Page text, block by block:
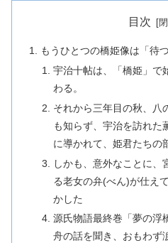
目次
もうひとつの橋姫像は「待
宇治十帖は、「橋姫」で
わる。
それから三年目の秋、八
も知らず、宇治を訪れた
に導かれて、姫君たちの
しかも、意外なことに、
る老女の弁(べん)が仕え
かした
源氏物語最終巻「夢の浮
舟の話を聞き、おもわず